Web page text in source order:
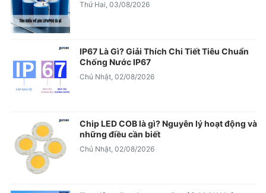
Thứ Hai, 03/08/2026
IP67 Là Gì? Giải Thích Chi Tiết Tiêu Chuẩn
Chống Nước IP67
Chủ Nhật, 02/08/2026
Chip LED COB là gì? Nguyên lý hoạt động và
những điều cần biết
Chủ Nhật, 02/08/2026